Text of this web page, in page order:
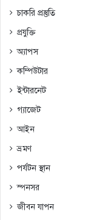
চাকরি প্রস্তুতি
প্রযুক্তি
অ্যাপস
কম্পিউটার
ইন্টারনেট
গ্যাজেট
আইন
ভ্রমণ
পর্যটন স্থান
স্পনসর
জীবন যাপন